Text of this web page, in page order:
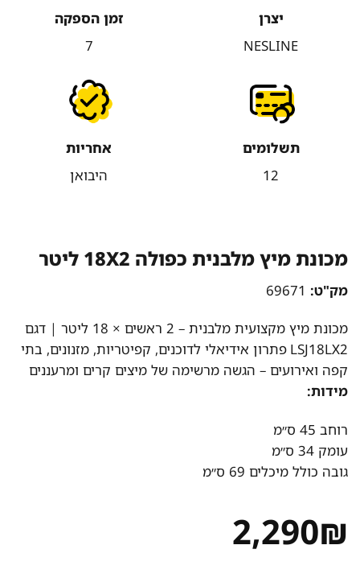
יצרן
NESLINE
זמן הספקה
7
תשלומים
12
אחריות
היבואן
מכונת מיץ מלבנית כפולה 18X2 ליטר
מק"ט:69671
מכונת מיץ מקצועית מלבנית – 2 ראשים × 18 ליטר | דגם
LSJ18LX2 פתרון אידיאלי לדוכנים, קפיטריות, מזנונים, בתי
קפה ואירועים – הגשה מרשימה של מיצים קרים ומרעננים
מידות:
רוחב 45 ס״מ
עומק 34 ס״מ
גובה כולל מיכלים 69 ס״מ
2,290₪